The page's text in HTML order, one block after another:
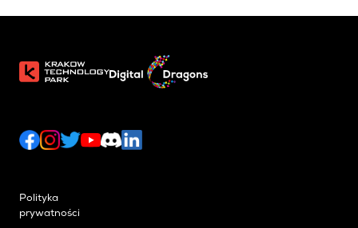
Polityka
prywatności